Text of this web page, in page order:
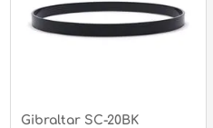
Gibraltar SC-20BK